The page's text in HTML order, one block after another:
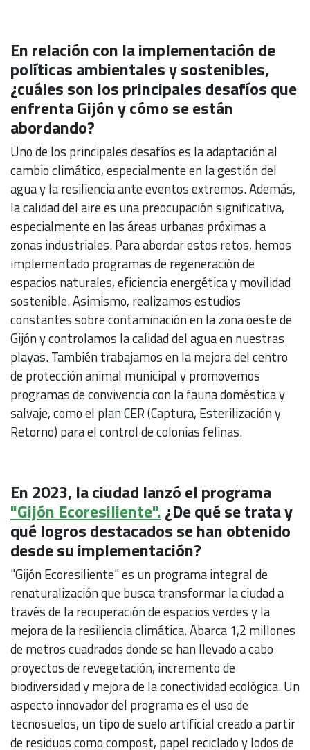
En relación con la implementación de
políticas ambientales y sostenibles,
¿cuáles son los principales desafíos que
enfrenta Gijón y cómo se están
abordando?
Uno de los principales desafíos es la adaptación al
cambio climático, especialmente en la gestión del
agua y la resiliencia ante eventos extremos. Además,
la calidad del aire es una preocupación significativa,
especialmente en las áreas urbanas próximas a
zonas industriales. Para abordar estos retos, hemos
implementado programas de regeneración de
espacios naturales, eficiencia energética y movilidad
sostenible. Asimismo, realizamos estudios
constantes sobre contaminación en la zona oeste de
Gijón y controlamos la calidad del agua en nuestras
playas. También trabajamos en la mejora del centro
de protección animal municipal y promovemos
programas de convivencia con la fauna doméstica y
salvaje, como el plan CER (Captura, Esterilización y
Retorno) para el control de colonias felinas.
En 2023, la ciudad lanzó el programa
"Gijón Ecoresiliente".¿De qué se trata y
qué logros destacados se han obtenido
desde su implementación?
"Gijón Ecoresiliente" es un programa integral de
renaturalización que busca transformar la ciudad a
través de la recuperación de espacios verdes y la
mejora de la resiliencia climática. Abarca 1,2 millones
de metros cuadrados donde se han llevado a cabo
proyectos de revegetación, incremento de
biodiversidad y mejora de la conectividad ecológica. Un
aspecto innovador del programa es el uso de
tecnosuelos, un tipo de suelo artificial creado a partir
de residuos como compost, papel reciclado y lodos de